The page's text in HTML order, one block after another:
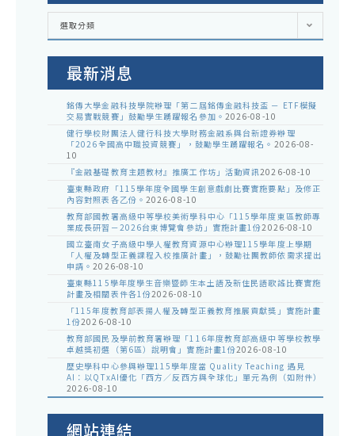
各
室
選取分類
最新消息
銘傳大學金融科技學院辦理「第二屆銘傳金融科技盃 － ETF模擬
交易實戰競賽」鼓勵學生踴躍報名參加。 2026-08-10
健行學校財團法人健行科技大學財務金融系與台新證券辦理
「2026全國高中職投資競賽」，鼓勵學生踴躍報名。 2026-08-
10
『金融基礎教育主題教材』推廣工作坊」活動資訊2026-08-10
臺東縣政府「115學年度全國學生創意戲劇比賽實施要點」及修正
內容對照表各乙份。 2026-08-10
教育部國教署高級中等學校美術學科中心「115學年度東區教師專
業成長研習－2026台東博覽會參訪」實施計畫1份2026-08-10
國立臺南女子高級中學人權教育資源中心辦理115學年度上學期
「人權及轉型正義課程入校推廣計畫」，鼓勵社團教師依需求提出
申請。2026-08-10
臺東縣115學年度學生音樂暨師生本土語及新住民語歌謠比賽實施
計畫及相關表件各1份2026-08-10
「115年度教育部表揚人權及轉型正義教育推展貢獻獎」實施計畫
1份2026-08-10
教育部國民及學前教育署辦理「116年度教育部高級中等學校教學
卓越獎初選（第6區）說明會」實施計畫1份2026-08-10
歷史學科中心參與辦理115學年度當 Quality Teaching 遇見
AI：以QTxAI優化「西方／反西方與全球化」單元為例（如附件）
2026-08-10
網站連結